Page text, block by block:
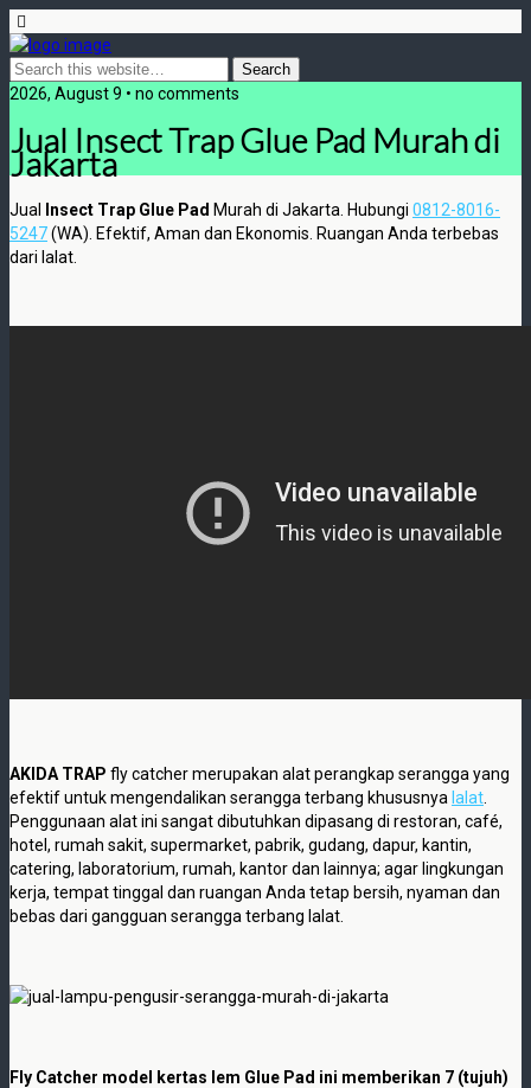
2026, August 9 • no comments
Jual Insect Trap Glue Pad Murah di
Jakarta
Jual Insect Trap Glue Pad Murah di Jakarta. Hubungi 0812-8016-
5247(WA). Efektif, Aman dan Ekonomis. Ruangan Anda terbebas
dari lalat.
AKIDA TRAP fly catcher merupakan alat perangkap serangga yang
efektif untuk mengendalikan serangga terbang khususnya lalat
Penggunaan alat ini sangat dibutuhkan dipasang di restoran, café,
hotel, rumah sakit, supermarket, pabrik, gudang, dapur, kantin,
catering, laboratorium, rumah, kantor dan lainnya; agar lingkungan
kerja, tempat tinggal dan ruangan Anda tetap bersih, nyaman dan
bebas dari gangguan serangga terbang lalat.
Fly Catcher model kertas lem Glue Pad ini memberikan 7 (tujuh)